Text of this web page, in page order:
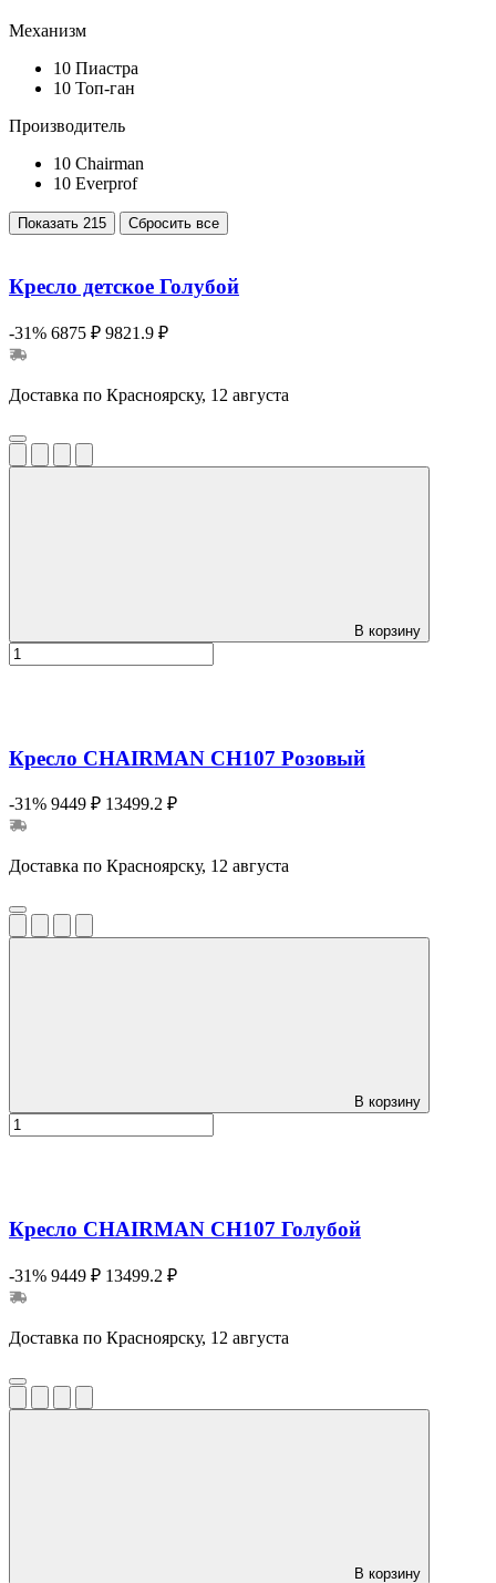
Механизм
10 Пиастра
10 Топ-ган
Производитель
10 Chairman
10 Everprof
Показать 215 Сбросить все
Кресло детское Голубой
-31% 6875 ₽ 9821.9 ₽
Доставка по Красноярску, 12 августа
В корзину
Кресло CHAIRMAN CH107 Розовый
-31% 9449 ₽ 13499.2 ₽
Доставка по Красноярску, 12 августа
В корзину
Кресло CHAIRMAN CH107 Голубой
-31% 9449 ₽ 13499.2 ₽
Доставка по Красноярску, 12 августа
В корзину